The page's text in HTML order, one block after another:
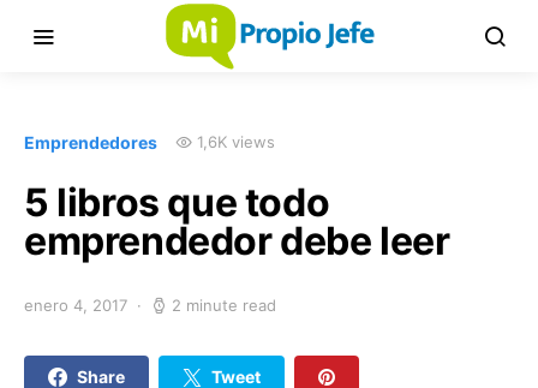
Emprendedores 1,6K views
5 libros que todo
emprendedor debe leer
enero 4, 2017 2 minute read
Share Tweet